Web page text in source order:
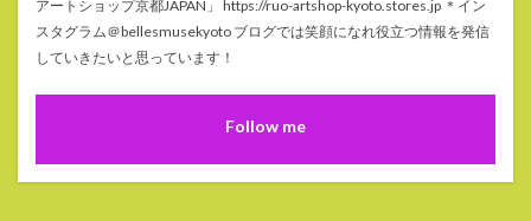
アートショップ京都JAPAN」 https://ruo-artshop-kyoto.stores.jp ＊イン
スタグラム＠bellesmusekyoto ブログでは笑顔になれ役立つ情報を発信
していきたいと思っています！
Follow me